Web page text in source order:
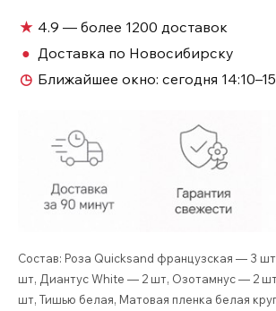
№60
★ 4.9 — более 1200 доставок
● Доставка по Новосибирску
◷ Ближайшее окно: сегодня
Состав: Роза Quicksand французская — 3
шт, Диантус White — 2 шт, Озотамнус — 2
шт, Тишью белая, Матовая пленка белая